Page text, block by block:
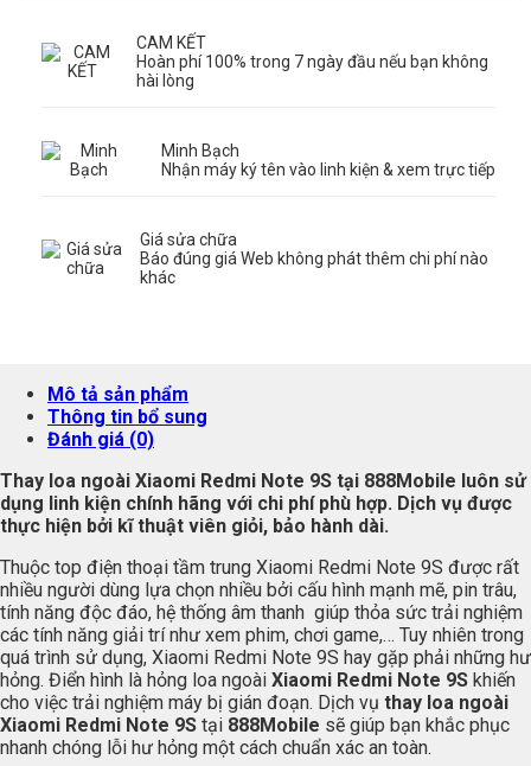
CAM KẾT
Hoàn phí 100% trong 7 ngày đầu nếu bạn không
hài lòng
Minh Bạch
Nhận máy ký tên vào linh kiện & xem trực tiếp
Giá sửa chữa
Báo đúng giá Web không phát thêm chi phí nào
khác
Mô tả sản phẩm
Thông tin bổ sung
Đánh giá (0)
Thay loa ngoài Xiaomi Redmi Note 9S tại 888Mobile luôn sử
dụng linh kiện chính hãng với chi phí phù hợp. Dịch vụ được
thực hiện bởi kĩ thuật viên giỏi, bảo hành dài.
Thuộc top điện thoại tầm trung Xiaomi Redmi Note 9S được rất
nhiều người dùng lựa chọn nhiều bởi cấu hình mạnh mẽ, pin trâu,
tính năng độc đáo, hệ thống âm thanh giúp thỏa sức trải nghiệm
các tính năng giải trí như xem phim, chơi game,… Tuy nhiên trong
quá trình sử dụng, Xiaomi Redmi Note 9S hay gặp phải những hư
hỏng. Điển hình là hỏng loa ngoài Xiaomi Redmi Note 9S khiến
cho việc trải nghiệm máy bị gián đoạn. Dịch vụ thay loa ngoài
Xiaomi Redmi Note 9S tại 888Mobile sẽ giúp bạn khắc phục
nhanh chóng lỗi hư hỏng một cách chuẩn xác an toàn.